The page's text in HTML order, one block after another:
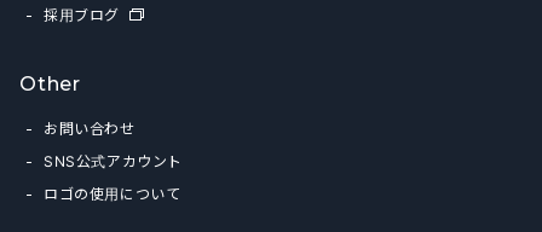
採用ブログ
Other
お問い合わせ
SNS公式アカウント
ロゴの使用について